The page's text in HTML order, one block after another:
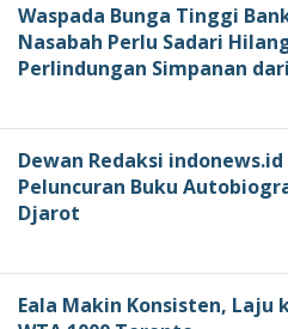
Waspada Bunga Tinggi
Nasabah Perlu Sadari
Perlindungan Simpanan
Dewan Redaksi
Peluncuran Buku
Djarot
Eala Makin Konsisten, Laju